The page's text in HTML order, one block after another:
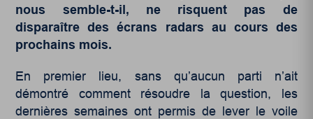
nous semble-t-il, ne risquent pas de
disparaître des écrans radars au cours des
prochains mois.
En premier lieu, sans qu’aucun parti n’ait
démontré comment résoudre la question, les
dernières semaines ont permis de lever le voile